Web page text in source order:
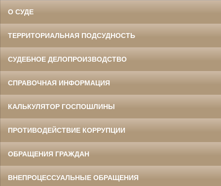
О СУДЕ
ТЕРРИТОРИАЛЬНАЯ ПОДСУДНОСТЬ
СУДЕБНОЕ ДЕЛОПРОИЗВОДСТВО
СПРАВОЧНАЯ ИНФОРМАЦИЯ
КАЛЬКУЛЯТОР ГОСПОШЛИНЫ
ПРОТИВОДЕЙСТВИЕ КОРРУПЦИИ
ОБРАЩЕНИЯ ГРАЖДАН
ВНЕПРОЦЕССУАЛЬНЫЕ ОБРАЩЕНИЯ